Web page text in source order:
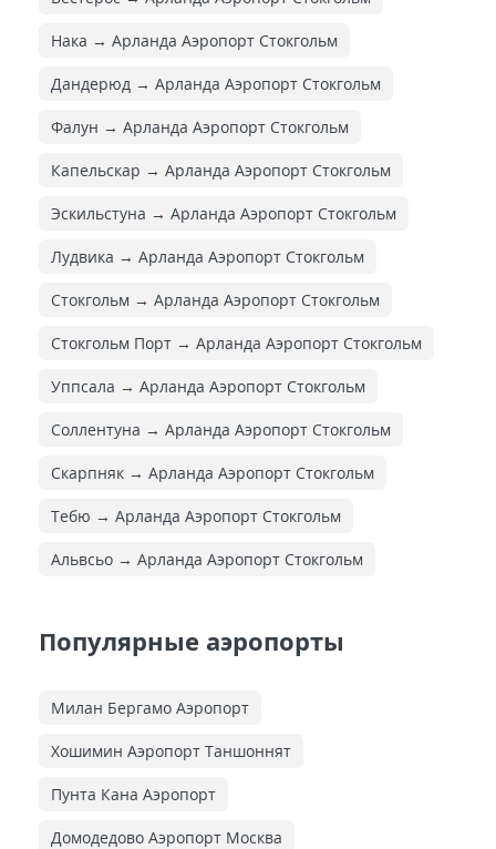
Нака → Арланда Аэропорт Стокгольм
Дандерюд → Арланда Аэропорт Стокгольм
Фалун → Арланда Аэропорт Стокгольм
Капельскар → Арланда Аэропорт Стокгольм
Эскильстуна → Арланда Аэропорт Стокгольм
Лудвика → Арланда Аэропорт Стокгольм
Стокгольм → Арланда Аэропорт Стокгольм
Стокгольм Порт → Арланда Аэропорт Стокгольм
Уппсала → Арланда Аэропорт Стокгольм
Соллентуна → Арланда Аэропорт Стокгольм
Скарпняк → Арланда Аэропорт Стокгольм
Тебю → Арланда Аэропорт Стокгольм
Альвсьо → Арланда Аэропорт Стокгольм
Популярные аэропорты
Милан Бергамо Аэропорт
Хошимин Аэропорт Таншоннят
Пунта Кана Аэропорт
Домодедово Аэропорт Москва